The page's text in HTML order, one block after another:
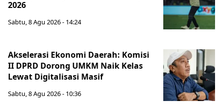
2026
Sabtu, 8 Agu 2026 - 14:24
Akselerasi Ekonomi Daerah: Komisi
II DPRD Dorong UMKM Naik Kelas
Lewat Digitalisasi Masif
Sabtu, 8 Agu 2026 - 10:36